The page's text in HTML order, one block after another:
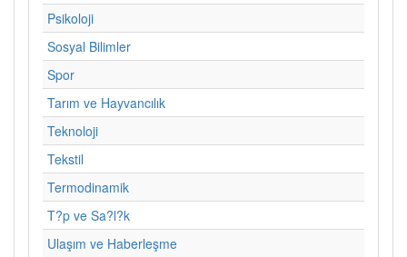
Psikoloji
Sosyal Bilimler
Spor
Tarım ve Hayvancılık
Teknoloji
Tekstil
Termodinamik
T?p ve Sa?l?k
Ulaşım ve Haberleşme